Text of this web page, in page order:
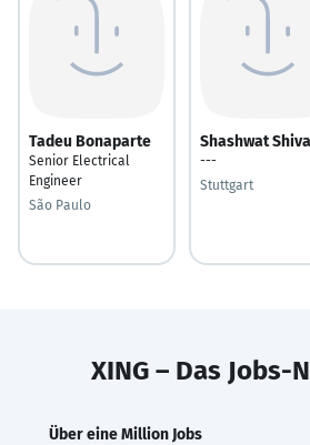
Tadeu Bonaparte
Senior Electrical
Engineer
São Paulo
Shashwat
---
Stuttgart
XING – Das Jobs-
Über eine Million Jobs